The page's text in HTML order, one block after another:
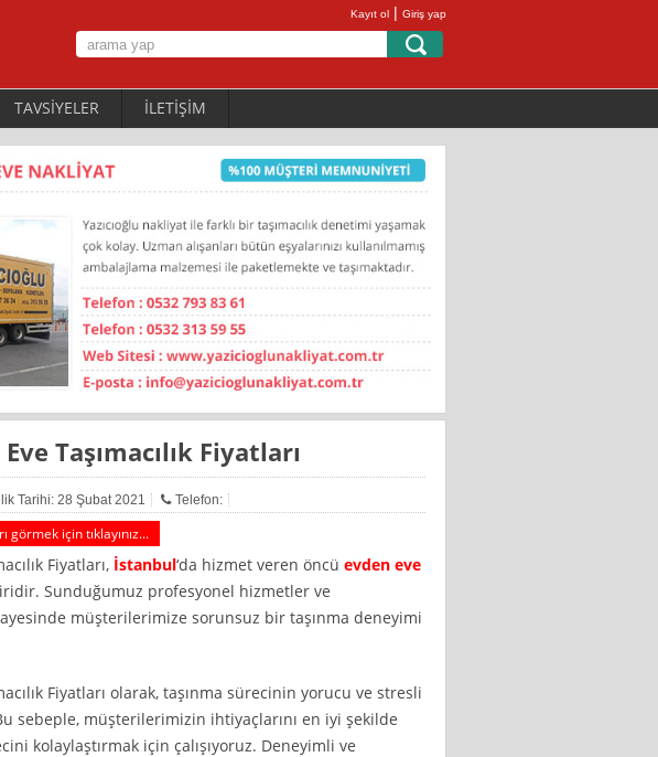
Kayıt ol | Giriş yap
TAVSİYELER İLETİŞİM
Taşımacılık Fiyatları
Tarihi: 28 Şubat 2021 Telefon:
için tıklayınız...
Fiyatları, İstanbul‘da hizmet veren öncü evden eve
Sunduğumuz profesyonel hizmetler ve
müşterilerimize sorunsuz bir taşınma deneyimi
Fiyatları olarak, taşınma sürecinin yorucu ve stresli
sebeple, müşterilerimizin ihtiyaçlarını en iyi şekilde
kolaylaştırmak için çalışıyoruz. Deneyimli ve